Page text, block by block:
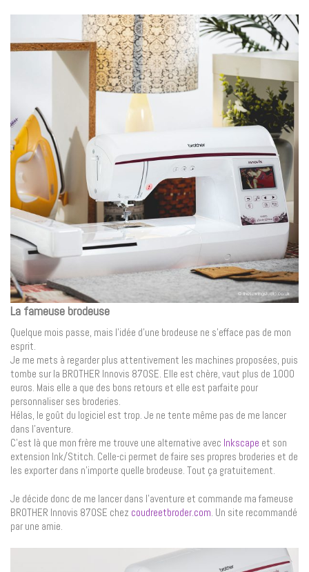
La fameuse brodeuse
Quelque mois passe, mais l’idée d’une brodeuse ne s’efface pas de mon
esprit.
Je me mets à regarder plus attentivement les machines proposées, puis
tombe sur la BROTHER Innovis 870SE. Elle est chère, vaut plus de 1000
euros. Mais elle a que des bons retours et elle est parfaite pour
personnaliser ses broderies.
Hélas, le goût du logiciel est trop. Je ne tente même pas de me lancer
dans l’aventure.
C’est là que mon frère me trouve une alternative avec Inkscape et son
extension Ink/Stitch. Celle-ci permet de faire ses propres broderies et de
les exporter dans n’importe quelle brodeuse. Tout ça gratuitement.
Je décide donc de me lancer dans l’aventure et commande ma fameuse
BROTHER Innovis 870SE chez coudreetbroder.com. Un site recommandé
par une amie.